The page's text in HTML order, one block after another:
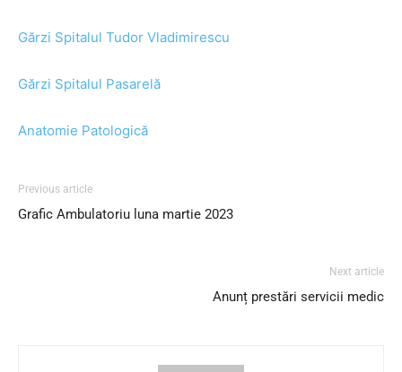
Gărzi Spitalul Tudor Vladimirescu
Gărzi Spitalul Pasarelă
Anatomie Patologică
Previous article
Grafic Ambulatoriu luna martie 2023
Next article
Anunț prestări servicii medic